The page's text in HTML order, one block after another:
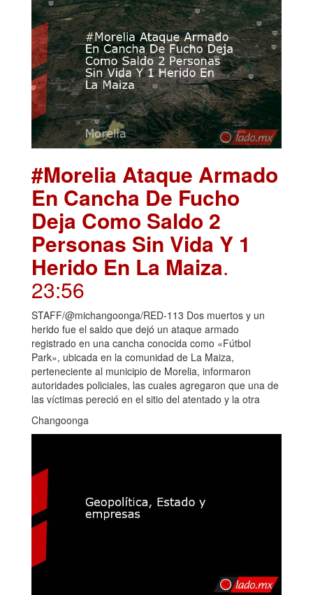
#Morelia Ataque Armado
En Cancha De Fucho
Deja Como Saldo 2
Personas Sin Vida Y 1
Herido En La Maiza.
23:56
STAFF/@michangoonga/RED-113 Dos muertos y un
herido fue el saldo que dejó un ataque armado
registrado en una cancha conocida como «Fútbol
Park», ubicada en la comunidad de La Maiza,
perteneciente al municipio de Morelia, informaron
autoridades policiales, las cuales agregaron que una de
las víctimas pereció en el sitio del atentado y la otra
Changoonga